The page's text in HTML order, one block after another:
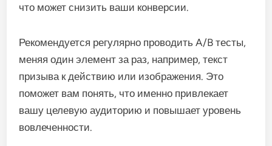
что может снизить ваши конверсии.
Рекомендуется регулярно проводить A/B тесты,
меняя один элемент за раз, например, текст
призыва к действию или изображения. Это
поможет вам понять, что именно привлекает
вашу целевую аудиторию и повышает уровень
вовлеченности.